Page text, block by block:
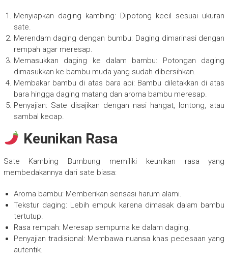
Menyiapkan daging kambing: Dipotong kecil sesuai ukuran
sate.
Merendam daging dengan bumbu: Daging dimarinasi dengan
rempah agar meresap.
Memasukkan daging ke dalam bambu: Potongan daging
dimasukkan ke bambu muda yang sudah dibersihkan.
Membakar bambu di atas bara api: Bambu diletakkan di atas
bara hingga daging matang dan aroma bambu meresap.
Penyajian: Sate disajikan dengan nasi hangat, lontong, atau
sambal kecap.
Keunikan Rasa
Sate Kambing Bumbung memiliki keunikan rasa yang
membedakannya dari sate biasa:
Aroma bambu: Memberikan sensasi harum alami.
Tekstur daging: Lebih empuk karena dimasak dalam bambu
tertutup.
Rasa rempah: Meresap sempurna ke dalam daging.
Penyajian tradisional: Membawa nuansa khas pedesaan yang
autentik.